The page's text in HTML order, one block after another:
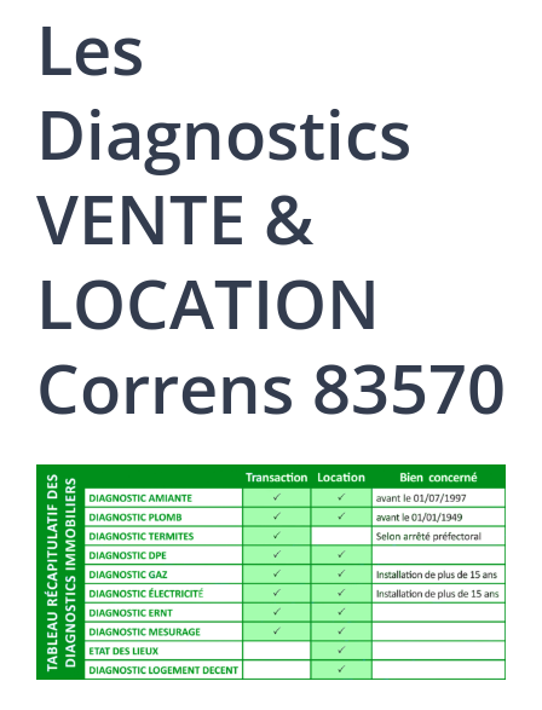
Les
Diagnostics
VENTE &
LOCATION
Correns 83570